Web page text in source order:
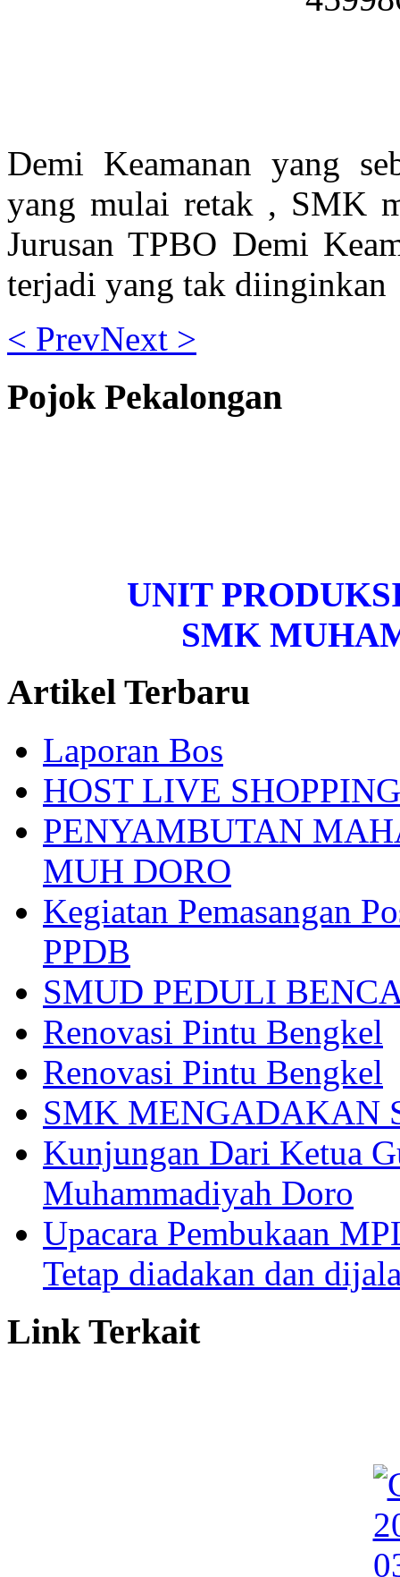
Demi Keamanan yang
yang mulai retak , SMK
Jurusan TPBO Demi
terjadi yang tak diinginkan
< PrevNext >
Pojok Pekalongan
UNIT
SMK
Artikel Terbaru
Laporan Bos
HOST LIVE SHOPPING
PENYAMBUTAN
MUH DORO
Kegiatan Pemasangan
PPDB
SMUD PEDULI
Renovasi Pintu Bengkel
Renovasi Pintu Bengkel
SMK MENGADAKAN
Kunjungan Dari Ketua
Muhammadiyah Doro
Upacara Pembukaan
Tetap diadakan dan
Link Terkait